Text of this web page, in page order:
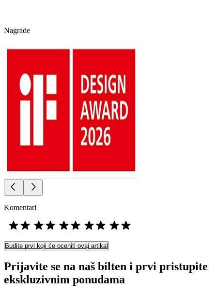
Nagrade
Komentari
Budite prvi koji će oceniti ovaj artikal
Prijavite se na naš bilten i prvi pristupite
ekskluzivnim ponudama